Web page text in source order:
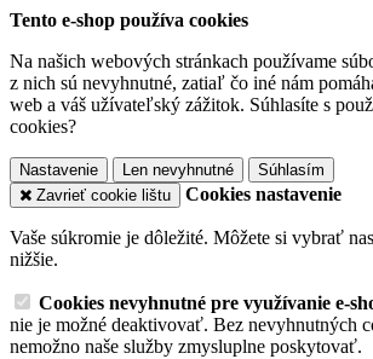
Tento e-shop používa cookies
Na našich webových stránkach používame
z nich sú nevyhnutné, zatiaľ čo iné nám
web a váš užívateľský zážitok. Súhlasíte s
cookies?
Nastavenie Len nevyhnutné
Súhlasím
Zavrieť cookie lištu
Cookies nastavenie
Vaše súkromie je dôležité. Môžete si vybrať
nižšie.
Cookies nevyhnutné pre využívanie e-
nie je možné deaktivovať. Bez nevyhnutných
nemožno naše služby zmysluplne poskytovať.